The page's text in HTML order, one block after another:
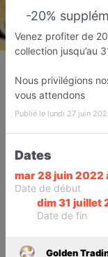
Sur rendez-
-20%
Venez profiter de
collection jusqu’au
Nous privilégions
vous attendons
Publié le lundi 27 juin
Dates
mar 28 juin 2022
Date de début
dim 31 juillet
Date de fin
Golden